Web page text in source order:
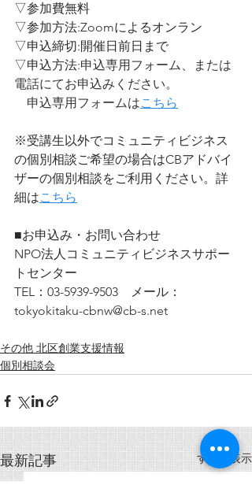
▽参加費無料
▽参加方法:Zoomによるオンラン
▽申込締切:開催日前日まで
▽申込方法:申込専用フォーム、または
電話にてお申込みください。
申込専用フォームはこちら
※受講生以外でコミュニティビジネス
の個別相談ご希望の場合はCBアドバイ
ザーの個別相談をご利用ください。詳
細はこちら
■お申込み・お問い合わせ
NPO法人コミュニティビジネスサポー
トセンター
TEL：03-5939-9503　メール：
tokyokitaku-cbnw@cb-s.net
その他 北区創業支援情報
個別相談会
最新記事 すべて表示